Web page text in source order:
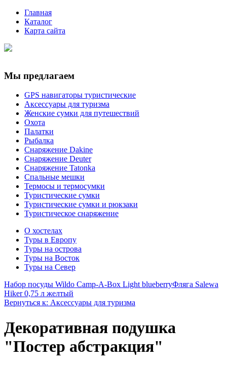
Главная
Каталог
Карта сайта
Мы предлагаем
GPS навигаторы туристические
Аксессуары для туризма
Женские сумки для путешествий
Охота
Палатки
Рыбалка
Снаряжение Dakine
Снаряжение Deuter
Снаряжение Tatonka
Спальные мешки
Термосы и термосумки
Туристические сумки
Туристические сумки и рюкзаки
Туристическое снаряжение
О хостелах
Туры в Европу
Туры на острова
Туры на Восток
Туры на Север
Набор посуды Wildo Camp-A-Box Light blueberryФляга Salewa
Hiker 0,75 л желтый
Вернуться к: Аксессуары для туризма
Декоративная подушка
"Постер абстракция"